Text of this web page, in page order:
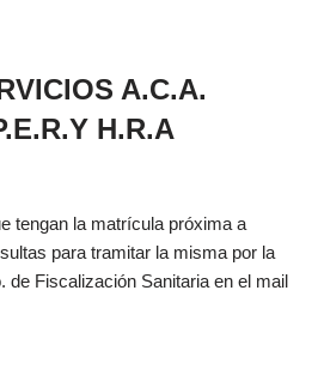
A.C.A.
H.R.A
tengan la matrícula próxima a
para tramitar la misma por la
de Fiscalización Sanitaria en el mail